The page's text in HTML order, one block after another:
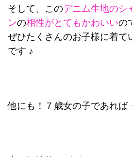
そして、このデニム生地のシ
ンの相性がとてもかわいいの
ぜひたくさんのお子様に着て
です ♪
他にも！７歳女の子であれば